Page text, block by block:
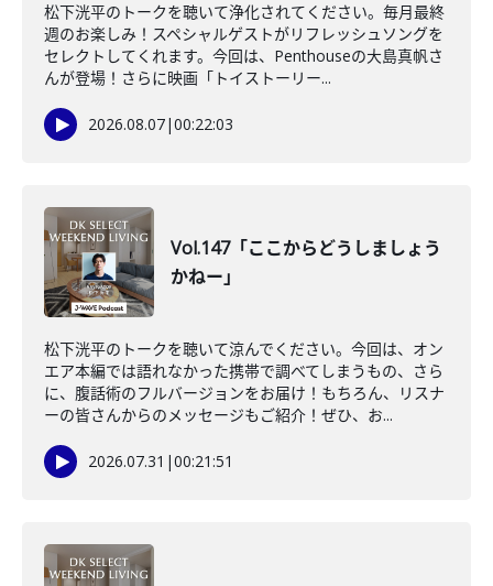
松下洸平のトークを聴いて浄化されてください。毎月最終
週のお楽しみ！スペシャルゲストがリフレッシュソングを
セレクトしてくれます。今回は、Penthouseの大島真帆さ
んが登場！さらに映画「トイストーリー...
2026.08.07|00:22:03
Vol.147「ここからどうしましょう
かねー」
松下洸平のトークを聴いて涼んでください。今回は、オン
エア本編では語れなかった携帯で調べてしまうもの、さら
に、腹話術のフルバージョンをお届け！もちろん、リスナ
ーの皆さんからのメッセージもご紹介！ぜひ、お...
2026.07.31 |00:21:51